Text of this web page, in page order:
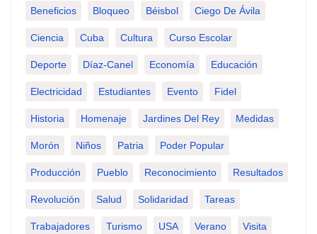
Beneficios Bloqueo Béisbol Ciego De Ávila
Ciencia Cuba Cultura Curso Escolar
Deporte Díaz-Canel Economía Educación
Electricidad Estudiantes Evento Fidel
Historia Homenaje Jardines Del Rey Medidas
Morón Niños Patria Poder Popular
Producción Pueblo Reconocimiento Resultados
Revolución Salud Solidaridad Tareas
Trabajadores Turismo USA Verano Visita